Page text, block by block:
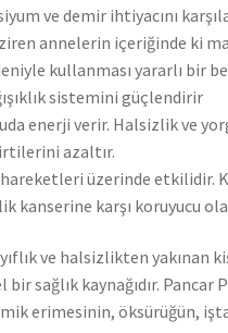
ve demir ihtiyacını
annelerin içeriğinde ki
kullanması yararlı bir
sistemini güçlendirir
enerji verir. Halsizlik ve
azaltır.
üzerinde etkilidir.
kanserine karşı koruyucu
ve halsizlikten yakınan
sağlık kaynağıdır. Pancar
erimesinin, öksürüğün,